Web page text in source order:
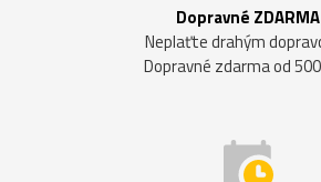
Dopravné ZDARMA
Neplaťte drahým
Dopravné zdarma od